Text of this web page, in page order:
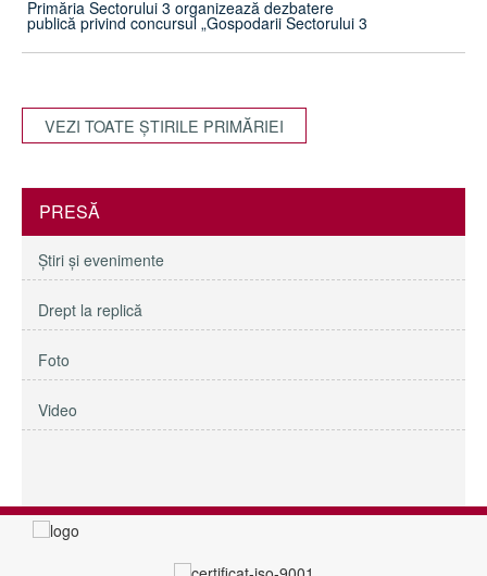
Primăria Sectorului 3 organizează dezbatere
publică privind concursul „Gospodarii Sectorului 3
VEZI TOATE ŞTIRILE PRIMĂRIEI
PRESĂ
Ştiri şi evenimente
Drept la replică
Foto
Video